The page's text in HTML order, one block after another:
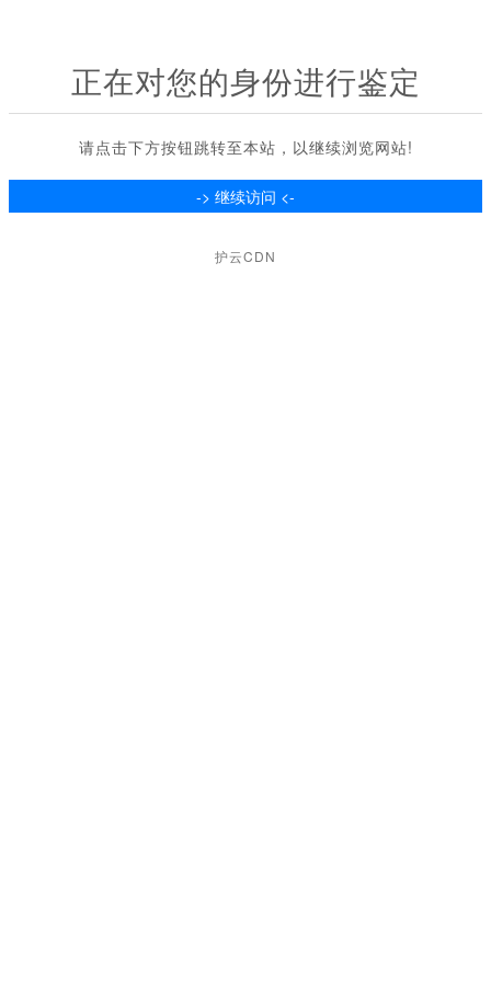
正在对您的身份进行鉴定
请点击下方按钮跳转至本站，以继续浏览网站!
护云CDN